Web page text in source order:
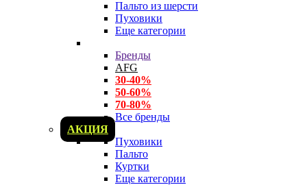
Пальто из шерсти
Пуховики
Еще категории
Бренды
AFG
30-40%
50-60%
70-80%
Все бренды
АКЦИЯ
Пуховики
Пальто
Куртки
Еще категории